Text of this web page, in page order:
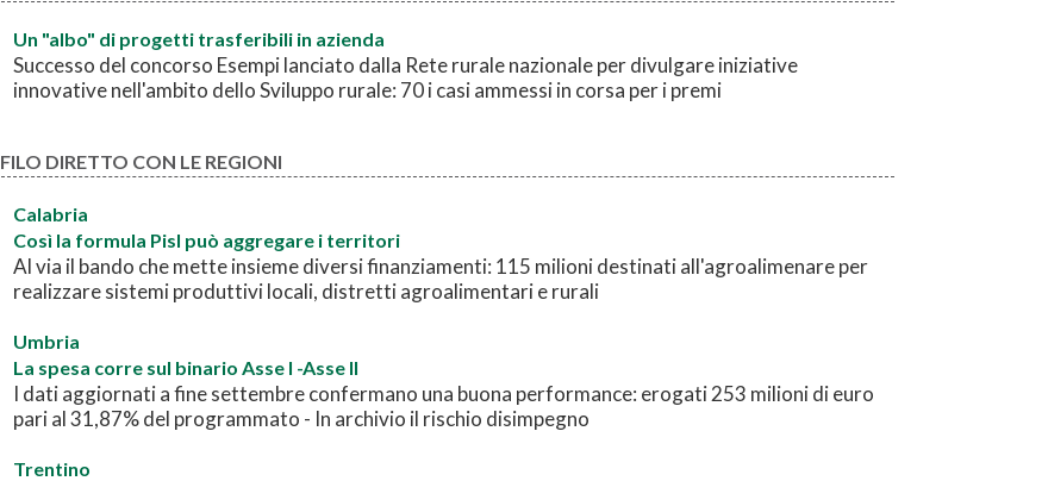
Un "albo" di progetti trasferibili in azienda
Successo del concorso Esempi lanciato dalla Rete rurale nazionale per divulgare iniziative
innovative nell'ambito dello Sviluppo rurale: 70 i casi ammessi in corsa per i premi
FILO DIRETTO CON LE REGIONI
Calabria
Così la formula Pisl può aggregare i territori
Al via il bando che mette insieme diversi finanziamenti: 115 milioni destinati all'agroalimenare per
realizzare sistemi produttivi locali, distretti agroalimentari e rurali
Umbria
La spesa corre sul binario Asse I -Asse II
I dati aggiornati a fine settembre confermano una buona performance: erogati 253 milioni di euro
pari al 31,87% del programmato - In archivio il rischio disimpegno
Trentino